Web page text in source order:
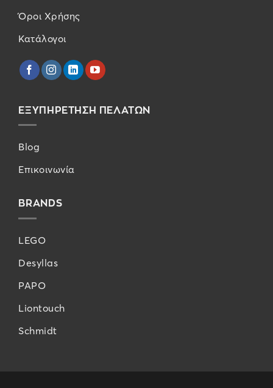
Όροι Χρήσης
Κατάλογοι
ΕΞΥΠΗΡΕΤΗΣΗ ΠΕΛΑΤΩΝ
Blog
Επικοινωνία
BRANDS
LEGO
Desyllas
PAPO
Liontouch
Schmidt